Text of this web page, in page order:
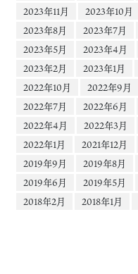
2023年11月
2023年10月
2023年8月
2023年7月
2023年5月
2023年4月
2023年2月
2023年1月
2022年10月
2022年9月
2022年7月
2022年6月
2022年4月
2022年3月
2022年1月
2021年12月
2019年9月
2019年8月
2019年6月
2019年5月
2018年2月
2018年1月